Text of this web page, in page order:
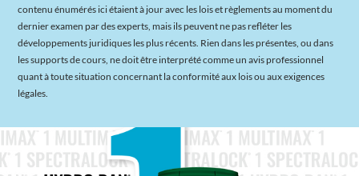
contenu énumérés ici étaient à jour avec les lois et règlements au moment du
dernier examen par des experts, mais ils peuvent ne pas refléter les
développements juridiques les plus récents. Rien dans les présentes, ou dans
les supports de cours, ne doit être interprété comme un avis professionnel
quant à toute situation concernant la conformité aux lois ou aux exigences
légales.